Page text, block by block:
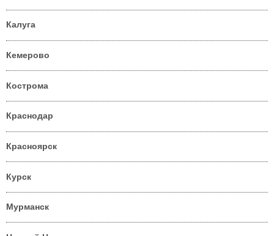
Калуга
Кемерово
Кострома
Краснодар
Красноярск
Курск
Мурманск